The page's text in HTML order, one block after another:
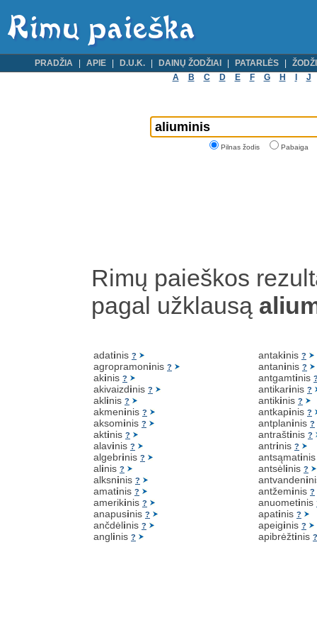
PRADŽIA APIE D.U.K. DAINŲ ŽODŽIAI PATARLĖS
A
B C D E F G H J
Pilnas žodis Pabaiga
Rimų paieškos
pagal užklausą
adatinis ?
agropramoninis ?
akinis ?
akivaizdinis ?
aklinis ?
akmeninis ?
aksominis ?
aktinis ?
alavinis ?
algebrinis ?
alinis ?
alksninis ?
amatinis ?
amerikinis ?
anapusinis ?
ančdėlinis ?
anglinis ?
antakinis ?
antaninis ?
antgamtinis
antikarinis ?
antikinis ?
antkapinis ?
antplaninis ?
antraštinis ?
antrinis ?
antsąmati
antsėlinis ?
antvandeni
antžeminis ?
anuometinis
apatinis ?
apeiginis ?
apibrėžtinis ?